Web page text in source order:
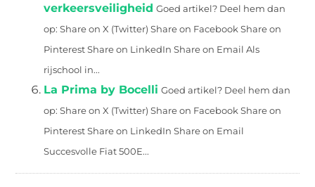
verkeersveiligheid Goed artikel? Deel hem dan
op: Share on X (Twitter) Share on Facebook Share on
Pinterest Share on LinkedIn Share on Email Als
rijschool in...
La Prima by Bocelli Goed artikel? Deel hem dan
op: Share on X (Twitter) Share on Facebook Share on
Pinterest Share on LinkedIn Share on Email
Succesvolle Fiat 500E...